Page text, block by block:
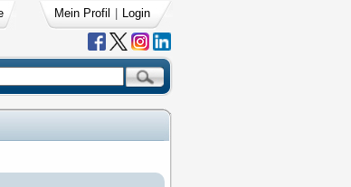
Mein Profil Login